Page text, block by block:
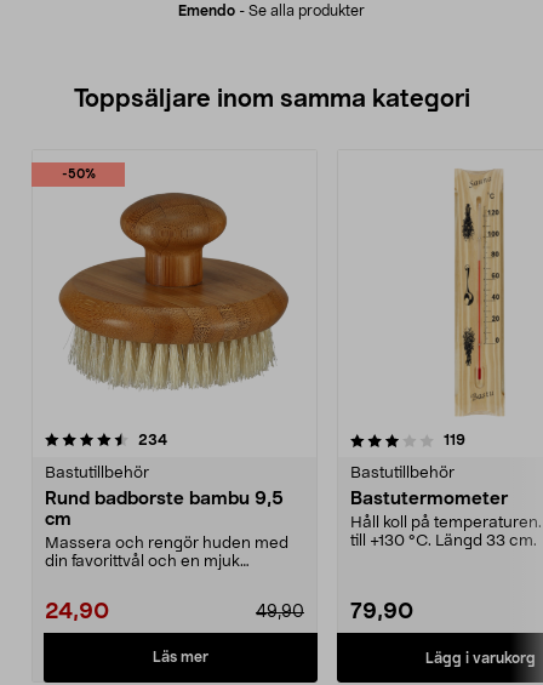
Emendo - Se alla produkter
Toppsäljare inom samma kategori
-50%
234recensioner
Bastutillbehör
Rund badborste bambu 9,5
cm
Massera och rengör huden med
din favorittvål och en mjuk
24,90 49,90
Läs mer
3.5 av 5 stjärnor 119
Bastutillbehör
Bastutermometer
Håll koll på
till +130 °C. Längd 33 cm.
79,90
Lägg i varukorg